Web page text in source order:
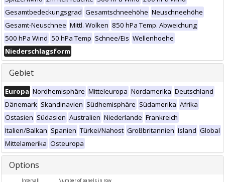
Gesamtbedeckungsgrad Gesamtschneehöhe Neuschneehöhe
Gesamt-Neuschnee Mittl. Wolken 850 hPa Temp. Abweichung
500 hPa Wind 50 hPa Temp Schnee/Eis Wellenhoehe
Niederschlagsform
Gebiet
Europa Nordhemisphäre Mitteleuropa Nordamerika Deutschland
Dänemark Skandinavien Südhemisphäre Südamerika Afrika
Ostasien Südasien Australien Niederlande Frankreich
Italien/Balkan Spanien Türkei/Nahost Großbritannien Island Global
Mittelamerika Osteuropa
Options
Intervall Number of panels in row